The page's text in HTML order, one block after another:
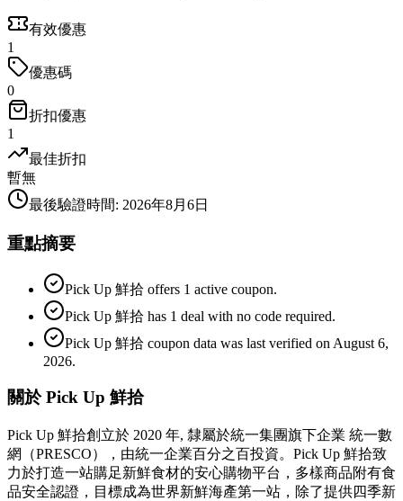
有效優惠
1
優惠碼
0
折扣優惠
1
最佳折扣
暫無
最後驗證時間: 2026年8月6日
重點摘要
Pick Up 鮮拾 offers 1 active coupon.
Pick Up 鮮拾 has 1 deal with no code required.
Pick Up 鮮拾 coupon data was last verified on August 6,
2026.
關於 Pick Up 鮮拾
Pick Up 鮮拾創立於 2020 年, 隸屬於統一集團旗下企業 統一數
網（PRESCO），由統一企業百分之百投資。Pick Up 鮮拾致
力於打造一站購足新鮮食材的安心購物平台，多樣商品附有食
品安全認證，目標成為世界新鮮海產第一站，除了提供四季新